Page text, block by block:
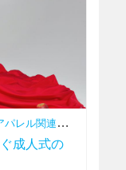
レル関連） ,
成人式の